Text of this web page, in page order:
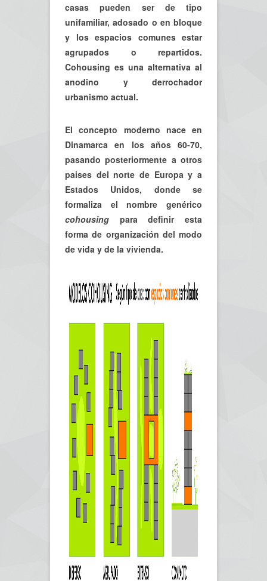
casas pueden ser de tipo
unifamiliar, adosado o en bloque
y los espacios comunes estar
agrupados o repartidos.
Cohousing es una alternativa al
anodino y derrochador
urbanismo actual.
El concepto moderno nace en
Dinamarca en los años 60-70,
pasando posteriormente a otros
paises del norte de Europa y a
Estados Unidos, donde se
formaliza el nombre genérico
cohousing para definir esta
forma de organización del modo
de vida y de la vivienda.